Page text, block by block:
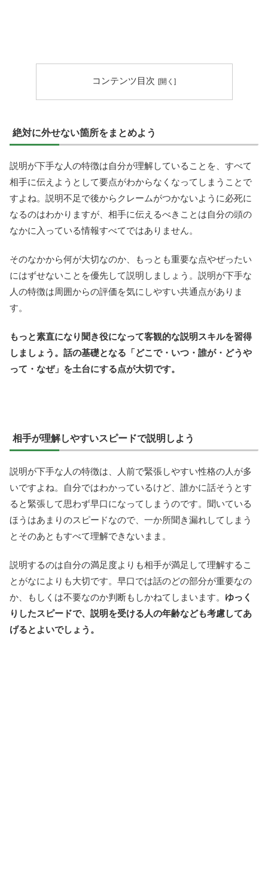
コンテンツ目次
絶対に外せない箇所をまとめよう
説明が下手な人の特徴は自分が理解していることを、すべて
相手に伝えようとして要点がわからなくなってしまうことで
すよね。説明不足で後からクレームがつかないように必死に
なるのはわかりますが、相手に伝えるべきことは自分の頭の
なかに入っている情報すべてではありません。
そのなかから何が大切なのか、もっとも重要な点やぜったい
にはずせないことを優先して説明しましょう。説明が下手な
人の特徴は周囲からの評価を気にしやすい共通点がありま
す。
もっと素直になり聞き役になって客観的な説明スキルを習得
しましょう。話の基礎となる「どこで・いつ・誰が・どうや
って・なぜ」を土台にする点が大切です。
相手が理解しやすいスピードで説明しよう
説明が下手な人の特徴は、人前で緊張しやすい性格の人が多
いですよね。自分ではわかっているけど、誰かに話そうとす
ると緊張して思わず早口になってしまうのです。聞いている
ほうはあまりのスピードなので、一か所聞き漏れしてしまう
とそのあともすべて理解できないまま。
説明するのは自分の満足度よりも相手が満足して理解するこ
とがなによりも大切です。早口では話のどの部分が重要なの
か、もしくは不要なのか判断もしかねてしまいます。 ゆっく
りしたスピードで、説明を受ける人の年齢なども考慮してあ
げるとよいでしょう。